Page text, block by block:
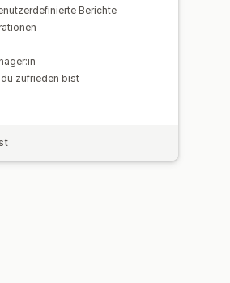
Berichte
zufrieden bist